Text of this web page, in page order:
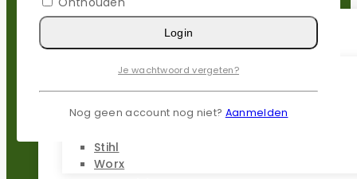
Populaire merken
Gardena
Parkside
Stihl
Worx
Login
Je wachtwoord vergeten?
Nog geen account nog niet? Aanmelden